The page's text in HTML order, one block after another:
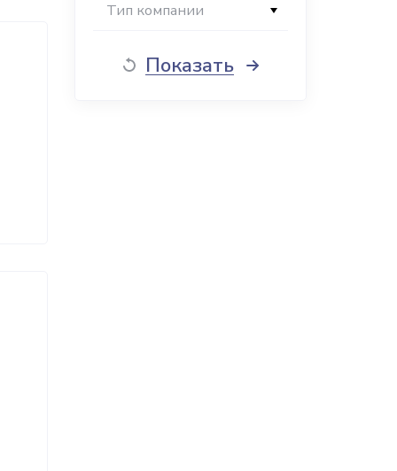
Тип компании
Показать